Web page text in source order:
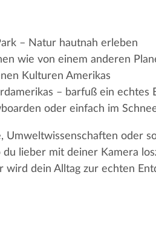
– Natur hautnah erleben
wie von einem anderen
Kulturen Amerikas
– barfuß ein echtes
oder einfach im
Umweltwissenschaften oder
lieber mit deiner Kamera
dein Alltag zur echten